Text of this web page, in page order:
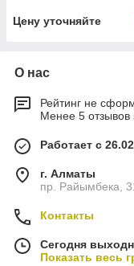
Цену уточняйте
О нас
Рейтинг не
Менее 5 отзывов
Работает с
г. Алматы
пр. Райымбека,
Контакты
Сегодня
Показать весь